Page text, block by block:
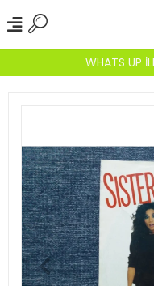
WHATS UP